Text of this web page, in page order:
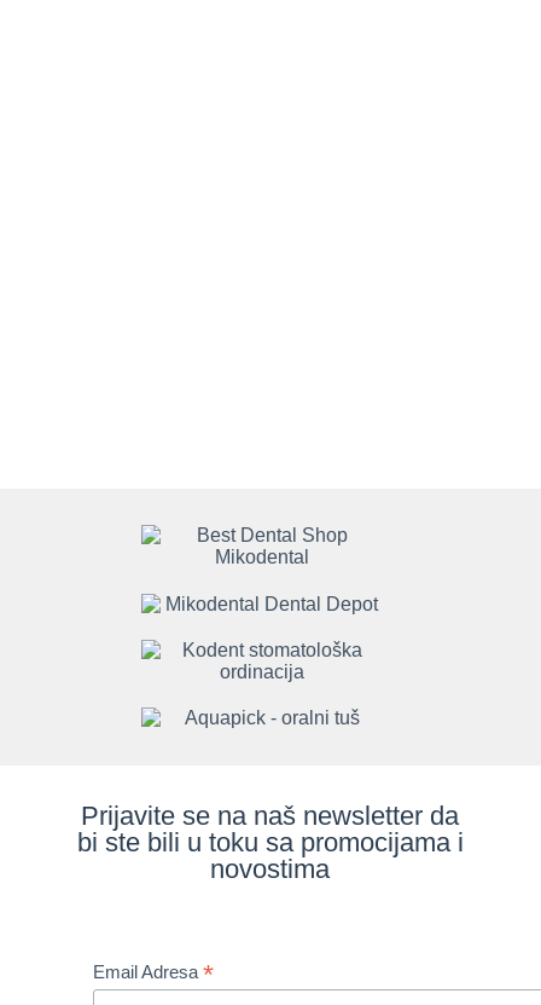
Prijavite se na naš newsletter da
bi ste bili u toku sa promocijama i
novostima
Email Adresa*